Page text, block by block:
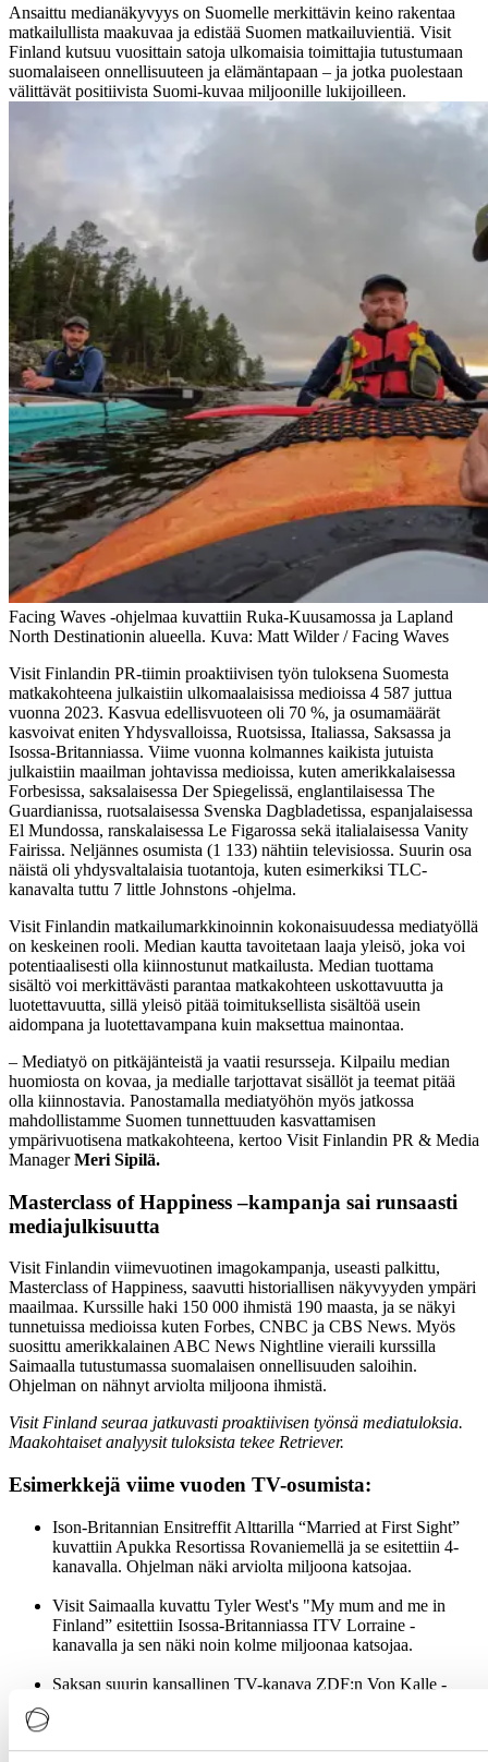
Ansaittu medianäkyvyys on Suomelle merkittävin keino rakentaa
matkailullista maakuvaa ja edistää Suomen matkailuvientiä. Visit
Finland kutsuu vuosittain satoja ulkomaisia toimittajia tutustumaan
suomalaiseen onnellisuuteen ja elämäntapaan – ja jotka puolestaan
välittävät positiivista Suomi-kuvaa miljoonille lukijoilleen.
Facing Waves -ohjelmaa kuvattiin Ruka-Kuusamossa ja Lapland
North Destinationin alueella. Kuva: Matt Wilder / Facing Waves
Visit Finlandin PR-tiimin proaktiivisen työn tuloksena Suomesta
matkakohteena julkaistiin ulkomaalaisissa medioissa 4 587 juttua
vuonna 2023. Kasvua edellisvuoteen oli 70 %, ja osumamäärät
kasvoivat eniten Yhdysvalloissa, Ruotsissa, Italiassa, Saksassa ja
Isossa-Britanniassa. Viime vuonna kolmannes kaikista jutuista
julkaistiin maailman johtavissa medioissa, kuten amerikkalaisessa
Forbesissa, saksalaisessa Der Spiegelissä, englantilaisessa The
Guardianissa, ruotsalaisessa Svenska Dagbladetissa, espanjalaisessa
El Mundossa, ranskalaisessa Le Figarossa sekä italialaisessa Vanity
Fairissa. Neljännes osumista (1 133) nähtiin televisiossa. Suurin osa
näistä oli yhdysvaltalaisia tuotantoja, kuten esimerkiksi TLC-
kanavalta tuttu 7 little Johnstons -ohjelma.
Visit Finlandin matkailumarkkinoinnin kokonaisuudessa mediatyöllä
on keskeinen rooli. Median kautta tavoitetaan laaja yleisö, joka voi
potentiaalisesti olla kiinnostunut matkailusta. Median tuottama
sisältö voi merkittävästi parantaa matkakohteen uskottavuutta ja
luotettavuutta, sillä yleisö pitää toimituksellista sisältöä usein
aidompana ja luotettavampana kuin maksettua mainontaa.
– Mediatyö on pitkäjänteistä ja vaatii resursseja. Kilpailu median
huomiosta on kovaa, ja medialle tarjottavat sisällöt ja teemat pitää
olla kiinnostavia. Panostamalla mediatyöhön myös jatkossa
mahdollistamme Suomen tunnettuuden kasvattamisen
ympärivuotisena matkakohteena, kertoo Visit Finlandin PR & Media
ManagerMeri Sipilä.
Masterclass of Happiness –kampanja sai runsaasti
mediajulkisuutta
Visit Finlandin viimevuotinen imagokampanja, useasti palkittu,
Masterclass of Happiness, saavutti historiallisen näkyvyyden ympäri
maailmaa. Kurssille haki 150 000 ihmistä 190 maasta, ja se näkyi
tunnetuissa medioissa kuten Forbes, CNBC ja CBS News. Myös
suosittu amerikkalainen ABC News Nightline vieraili kurssilla
Saimaalla tutustumassa suomalaisen onnellisuuden saloihin.
Ohjelman on nähnyt arviolta miljoona ihmistä.
Visit Finland seuraa jatkuvasti proaktiivisen työnsä mediatuloksia.
Maakohtaiset analyysit tuloksista tekee Retriever.
Esimerkkejä viime vuoden TV-osumista:
Ison-Britannian Ensitreffit Alttarilla “Married at First Sight”
kuvattiin Apukka Resortissa Rovaniemellä ja se esitettiin 4-
kanavalla. Ohjelman näki arviolta miljoona katsojaa.
Visit Saimaalla kuvattu Tyler West's "My mum and me in
Finland” esitettiin Isossa-Britanniassa ITV Lorraine -
kanavalla ja sen näki noin kolme miljoonaa katsojaa.
Saksan suurin kansallinen TV-kanava ZDF:n Von Kalle -